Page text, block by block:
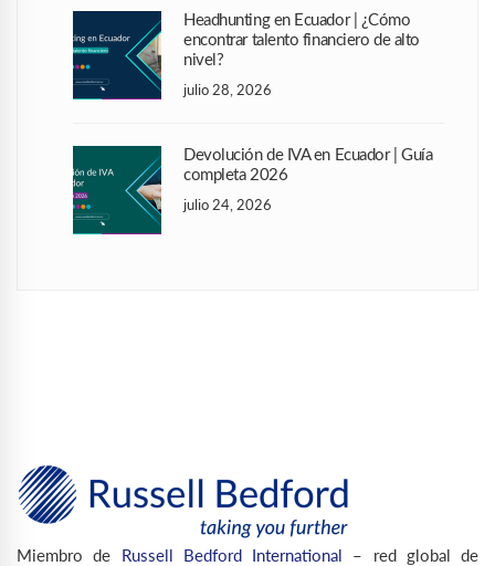
Headhunting en Ecuador | ¿Cómo
encontrar talento financiero de alto
nivel?
julio 28, 2026
Devolución de IVA en Ecuador | Guía
completa 2026
julio 24, 2026
Miembro de Russell Bedford International – red global de